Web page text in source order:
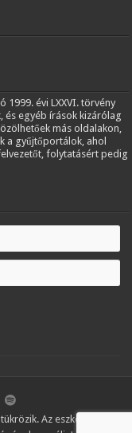
évi LXXVI. törvény
és egyéb írások kizárólag
más oldalakon,
a gyűjtőportálok, ahol
folytatásért pedig
Az eszközöket és